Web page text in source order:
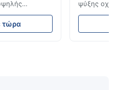
για μονάδες
και
αλυσίδα.
τώρα
ψύξης
ροή του
απόδοση.